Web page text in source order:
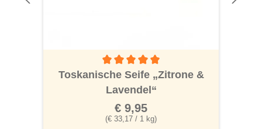
Durchschnittliche Bewertung von 5 von 5
Toskanische Seife „Zitrone &
Lavendel“
(€ 33,17 / 1 kg)
€ 9,95